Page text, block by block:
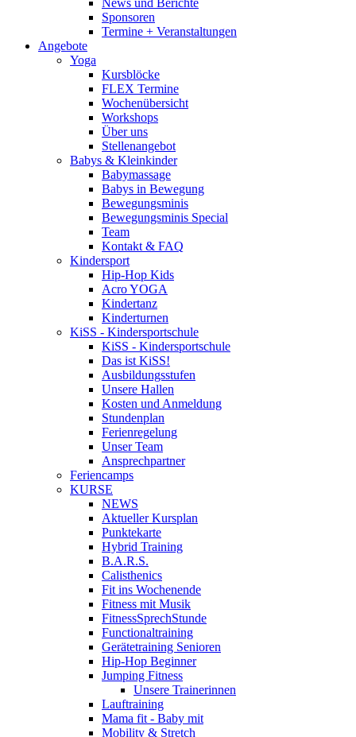
News und Berichte
Sponsoren
Termine + Veranstaltungen
Angebote
Yoga
Kursblöcke
FLEX Termine
Wochenübersicht
Workshops
Über uns
Stellenangebot
Babys & Kleinkinder
Babymassage
Babys in Bewegung
Bewegungsminis
Bewegungsminis Special
Team
Kontakt & FAQ
Kindersport
Hip-Hop Kids
Acro YOGA
Kindertanz
Kinderturnen
KiSS - Kindersportschule
KiSS - Kindersportschule
Das ist KiSS!
Ausbildungsstufen
Unsere Hallen
Kosten und Anmeldung
Stundenplan
Ferienregelung
Unser Team
Ansprechpartner
Feriencamps
KURSE
NEWS
Aktueller Kursplan
Punktekarte
Hybrid Training
B.A.R.S.
Calisthenics
Fit ins Wochenende
Fitness mit Musik
FitnessSprechStunde
Functionaltraining
Gerätetraining Senioren
Hip-Hop Beginner
Jumping Fitness
Unsere Trainerinnen
Lauftraining
Mama fit - Baby mit
Mobility & Stretch